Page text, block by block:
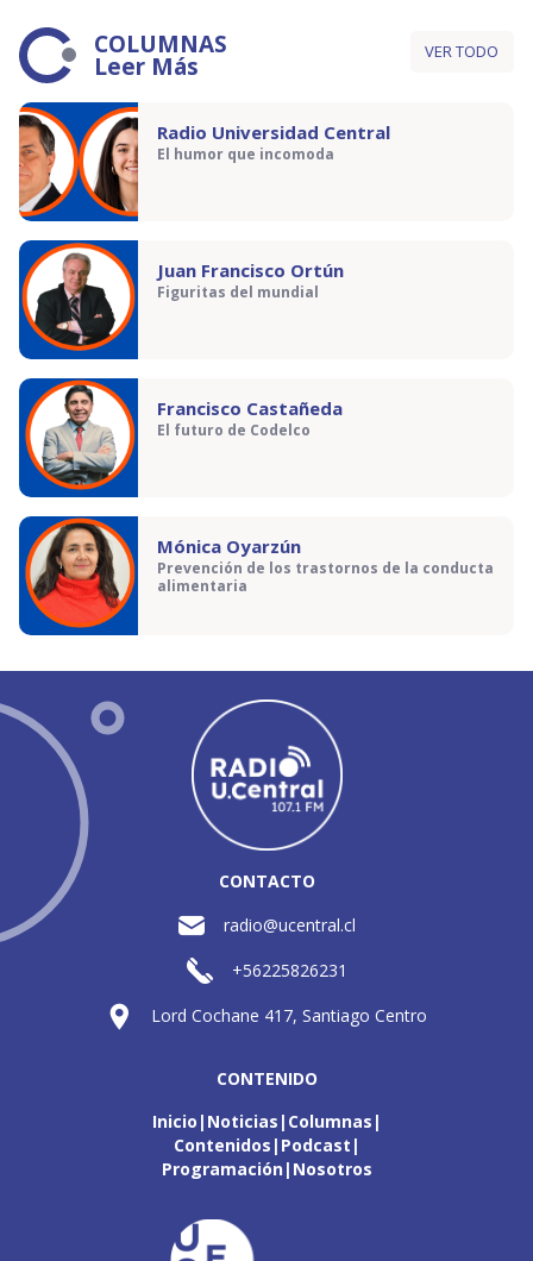
COLUMNAS
Leer Más VER TODO
Radio Universidad Central
El humor que incomoda
Juan Francisco Ortún
Figuritas del mundial
Francisco Castañeda
El futuro de Codelco
Mónica Oyarzún
Prevención de los trastornos de la conducta
alimentaria
CONTACTO
radio@ucentral.cl
+56225826231
Lord Cochane 417, Santiago Centro
CONTENIDO
Inicio Noticias Columnas
Contenidos Podcast
Programación Nosotros